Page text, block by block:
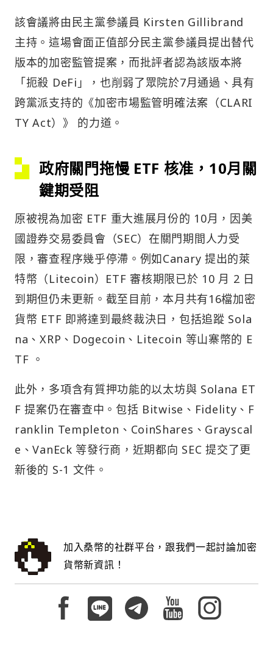
該會議將由民主黨參議員 Kirsten Gillibrand
主持。這場會面正值部分民主黨參議員提出替代
版本的加密監管提案，而批評者認為該版本將
「扼殺 DeFi」，也削弱了眾院於7月通過、具有
跨黨派支持的《加密市場監管明確法案（CLARI
TY Act）》 的力道。
政府關門拖慢 ETF 核准，10月關
鍵期受阻
原被視為加密 ETF 重大進展月份的 10月，因美
國證券交易委員會（SEC）在關門期間人力受
限，審查程序幾乎停滯。例如Canary 提出的萊
特幣（Litecoin）ETF 審核期限已於 10 月 2 日
到期但仍未更新。截至目前，本月共有16檔加密
貨幣 ETF 即將達到最終裁決日，包括追蹤 Sola
na、XRP、Dogecoin、Litecoin 等山寨幣的 E
TF 。
此外，多項含有質押功能的以太坊與 Solana ET
F 提案仍在審查中。包括 Bitwise、Fidelity、F
ranklin Templeton、CoinShares、Grayscal
e、VanEck 等發行商，近期都向 SEC 提交了更
新後的 S-1 文件。
加入桑幣的社群平台，跟我們一起討論加密
貨幣新資訊！